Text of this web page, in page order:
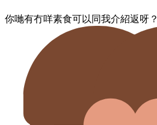
你哋​有冇​咩​素食​可以​同我​介紹返​呀？